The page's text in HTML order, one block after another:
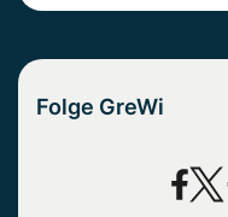
Folge GreWi